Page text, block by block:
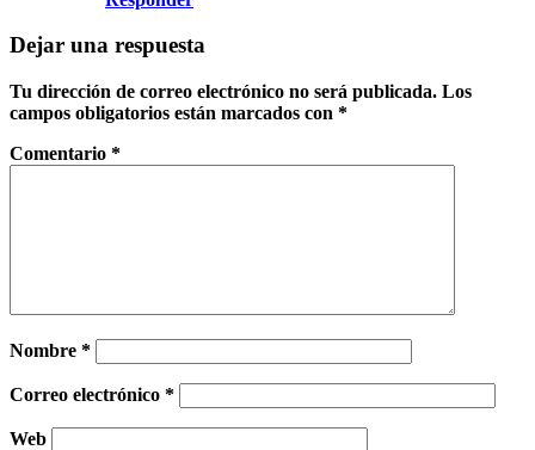
Dejar una respuesta
Tu dirección de correo electrónico no será publicada. Los
campos obligatorios están marcados con *
Comentario *
Nombre *
Correo electrónico *
Web